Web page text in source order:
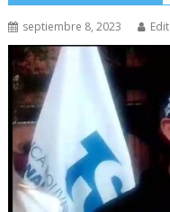
septiembre 8, 2023